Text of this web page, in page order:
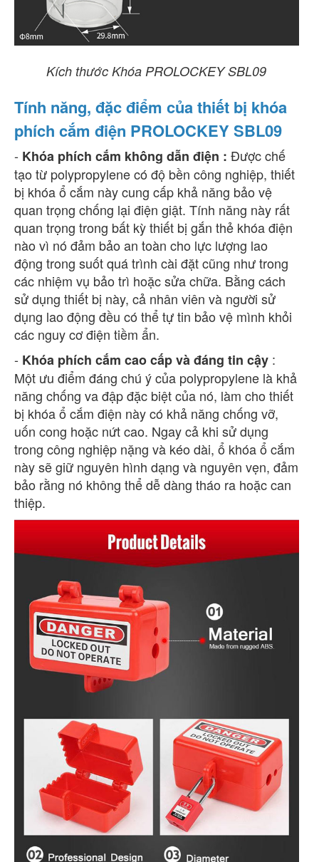
Kích thước Khóa PROLOCKEY SBL09
Tính năng, đặc điểm của thiết bị khóa
phích cắm điện PROLOCKEY SBL09
- Khóa phích cắm không dẫn điện : Được chế
tạo từ polypropylene có độ bền công nghiệp, thiết
bị khóa ổ cắm này cung cấp khả năng bảo vệ
quan trọng chống lại điện giật. Tính năng này rất
quan trọng trong bất kỳ thiết bị gắn thẻ khóa điện
nào vì nó đảm bảo an toàn cho lực lượng lao
động trong suốt quá trình cài đặt cũng như trong
các nhiệm vụ bảo trì hoặc sửa chữa. Bằng cách
sử dụng thiết bị này, cả nhân viên và người sử
dụng lao động đều có thể tự tin bảo vệ mình khỏi
các nguy cơ điện tiềm ẩn.
- Khóa phích cắm cao cấp và đáng tin cậy :
Một ưu điểm đáng chú ý của polypropylene là khả
năng chống va đập đặc biệt của nó, làm cho thiết
bị khóa ổ cắm điện này có khả năng chống vỡ,
uốn cong hoặc nứt cao. Ngay cả khi sử dụng
trong công nghiệp nặng và kéo dài, ổ khóa ổ cắm
này sẽ giữ nguyên hình dạng và nguyên vẹn, đảm
bảo rằng nó không thể dễ dàng tháo ra hoặc can
thiệp.